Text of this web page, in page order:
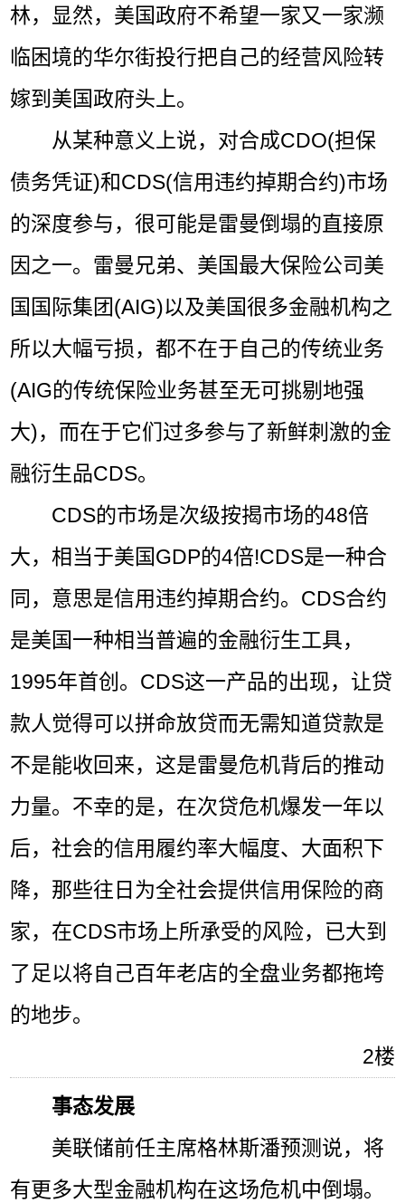
林，显然，美国政府不希望一家又一家濒
临困境的华尔街投行把自己的经营风险转
嫁到美国政府头上。
从某种意义上说，对合成CDO(担保
债务凭证)和CDS(信用违约掉期合约)市场
的深度参与，很可能是雷曼倒塌的直接原
因之一。雷曼兄弟、美国最大保险公司美
国国际集团(AIG)以及美国很多金融机构之
所以大幅亏损，都不在于自己的传统业务
(AIG的传统保险业务甚至无可挑剔地强
大)，而在于它们过多参与了新鲜刺激的金
融衍生品CDS。
CDS的市场是次级按揭市场的48倍
大，相当于美国GDP的4倍!CDS是一种合
同，意思是信用违约掉期合约。CDS合约
是美国一种相当普遍的金融衍生工具，
1995年首创。CDS这一产品的出现，让贷
款人觉得可以拼命放贷而无需知道贷款是
不是能收回来，这是雷曼危机背后的推动
力量。不幸的是，在次贷危机爆发一年以
后，社会的信用履约率大幅度、大面积下
降，那些往日为全社会提供信用保险的商
家，在CDS市场上所承受的风险，已大到
了足以将自己百年老店的全盘业务都拖垮
的地步。
2楼
事态发展
美联储前任主席格林斯潘预测说，将
有更多大型金融机构在这场危机中倒塌。